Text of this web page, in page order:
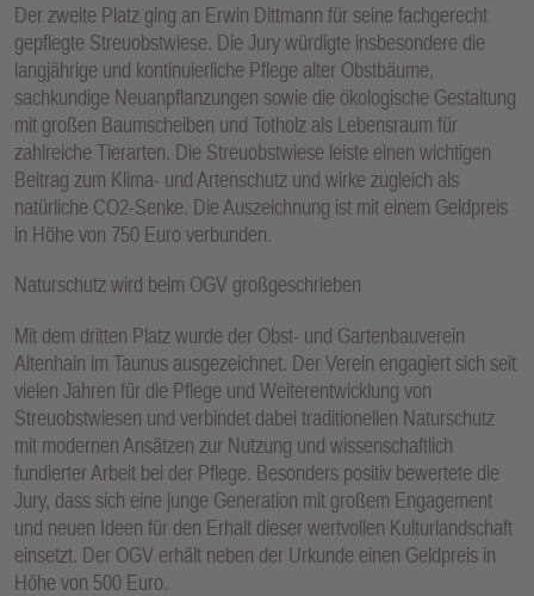
Der zweite Platz ging an Erwin Dittmann für seine fachgerecht
gepflegte Streuobstwiese. Die Jury würdigte insbesondere die
langjährige und kontinuierliche Pflege alter Obstbäume,
sachkundige Neuanpflanzungen sowie die ökologische Gestaltung
mit großen Baumscheiben und Totholz als Lebensraum für
zahlreiche Tierarten. Die Streuobstwiese leiste einen wichtigen
Beitrag zum Klima- und Artenschutz und wirke zugleich als
natürliche CO2-Senke. Die Auszeichnung ist mit einem Geldpreis
in Höhe von 750 Euro verbunden.
Naturschutz wird beim OGV großgeschrieben
Mit dem dritten Platz wurde der Obst- und Gartenbauverein
Altenhain im Taunus ausgezeichnet. Der Verein engagiert sich seit
vielen Jahren für die Pflege und Weiterentwicklung von
Streuobstwiesen und verbindet dabei traditionellen Naturschutz
mit modernen Ansätzen zur Nutzung und wissenschaftlich
fundierter Arbeit bei der Pflege. Besonders positiv bewertete die
Jury, dass sich eine junge Generation mit großem Engagement
und neuen Ideen für den Erhalt dieser wertvollen Kulturlandschaft
einsetzt. Der OGV erhält neben der Urkunde einen Geldpreis in
Höhe von 500 Euro.